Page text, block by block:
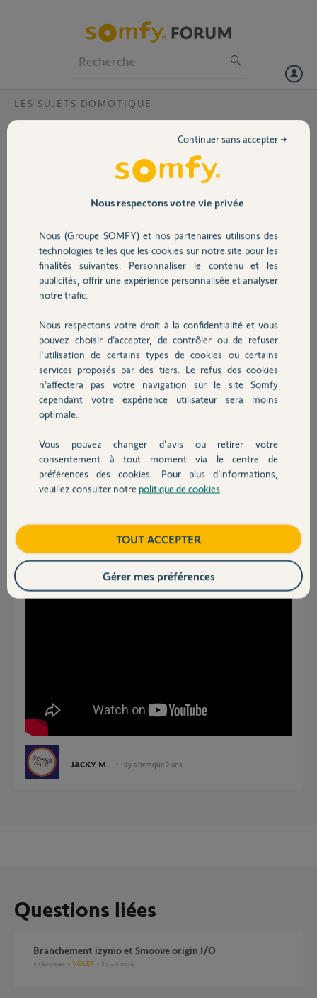
Volet
Sécurité
Domotique
Chauffage
Autres produits
Devis avec un pro
Contact
LES SUJETS DOMOTIQUE
Cablage recteur Izymo io
je souhaite installer des modules sur
précise que mes bases en électricité
plus de 30 ans.
Hors terre, j'ai 3 câbles côté moteur
et 3 côté alim (tableau électrique
avec module volets roulants TEBIS).
je ne sais pas quoi faire coté alim...
j'ai un câble noir "en trop".
Merci d'avance pour votre aide.
Stéphane
Stéphane G.
Participer au fil de discussion
Ci joint le Tuto correspondant
JACKY M. il y a presque 2 ans
Questions liées
Branchement izymo et Smoove origin I/O
4 réponses VOLET il y a 4 mois
Nous respectons votre vie privée
Nous (Groupe SOMFY) et nos partenaires utilisons des
technologies telles que les cookies sur notre site pour les
finalités suivantes: Personnaliser le contenu et les
publicités, offrir une expérience personnalisée et analyser
notre trafic.
Nous respectons votre droit à la confidentialité et vous
pouvez choisir d’accepter, de contrôler ou de refuser
l'utilisation de certains types de cookies ou certains
services proposés par des tiers. Le refus des cookies
n’affectera pas votre navigation sur le site Somfy
cependant votre expérience utilisateur sera moins
optimale.
Vous pouvez changer d'avis ou retirer votre
consentement à tout moment via le centre de
préférences des cookies. Pour plus d’informations,
veuillez consulter notre politique de cookies
Continuer sans accepter →
TOUT ACCEPTER
Gérer mes préférences